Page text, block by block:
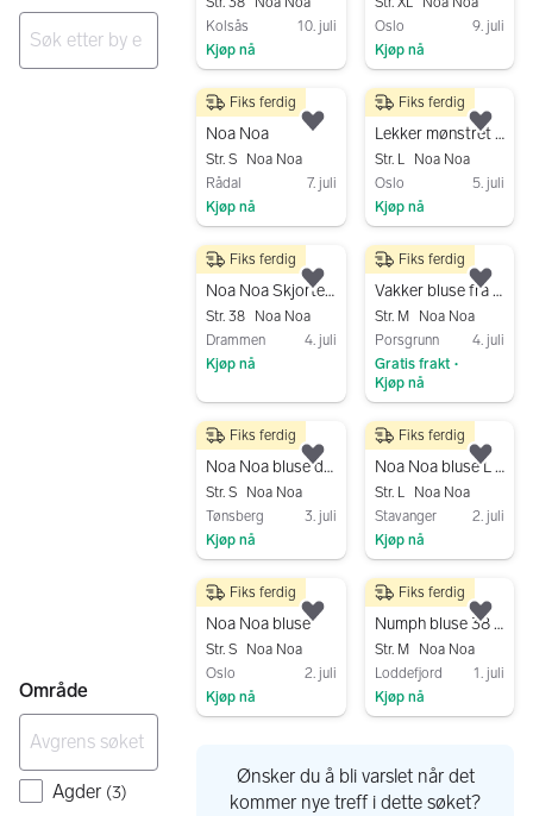
Område
Agder (3)
Kolsås
10. juli
Kjøp nå
Oslo
9. juli
Kjøp nå
150 kr
Noa Noa
Str. S
Noa Noa
Rådal
7. juli
Kjøp nå
Fiks ferdig
Legg til som favoritt.
270 kr
Lekker mønstret viskosebluse fra NoaNoa
Str. L
Noa Noa
Oslo
5. juli
Kjøp nå
Fiks ferdig
150 kr
Noa Noa Skjorte Str 38
Str. 38
Noa Noa
Drammen
4. juli
Kjøp nå
Fiks ferdig
Legg til som favoritt.
Gå til annonsen
400 kr
Vakker bluse fra Noa Noa
Str. M
Noa Noa
Porsgrunn
4. juli
Gratis frakt •
Kjøp nå
Fiks ferdig
90 kr
Noa Noa bluse dame S beige bomull
Str. S
Noa Noa
Tønsberg
3. juli
Kjøp nå
Fiks ferdig
Legg til som favoritt.
129 kr
Noa Noa bluse L hvit dame
Str. L
Noa Noa
Stavanger
2. juli
Kjøp nå
Fiks ferdig
300 kr
Noa Noa bluse
Str. S
Noa Noa
Oslo
2. juli
Kjøp nå
Fiks ferdig
Legg til som favoritt.
200 kr
Numph bluse 38 grå/svart med mønster
Str. M
Noa Noa
Loddefjord
1. juli
Kjøp nå
Fiks ferdig
Ønsker du å bli varslet når det
kommer nye treff i dette søket?